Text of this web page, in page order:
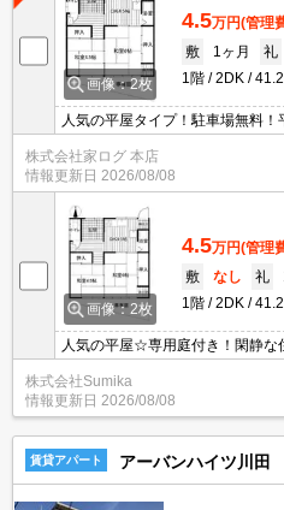
画像：2枚
4.5万円(管理
敷
1ヶ月 礼
1階
2DK
人気の平屋タイプ！駐車場無料！
株式会社家ログ 本店
情報更新日 2026/08/08
画像：2枚
4.5万円(管理
敷
なし 礼
1階
2DK
人気の平屋☆専用庭付き！閑静な
株式会社Sumika
情報更新日 2026/08/08
賃貸アパート アーバンハイツ川田